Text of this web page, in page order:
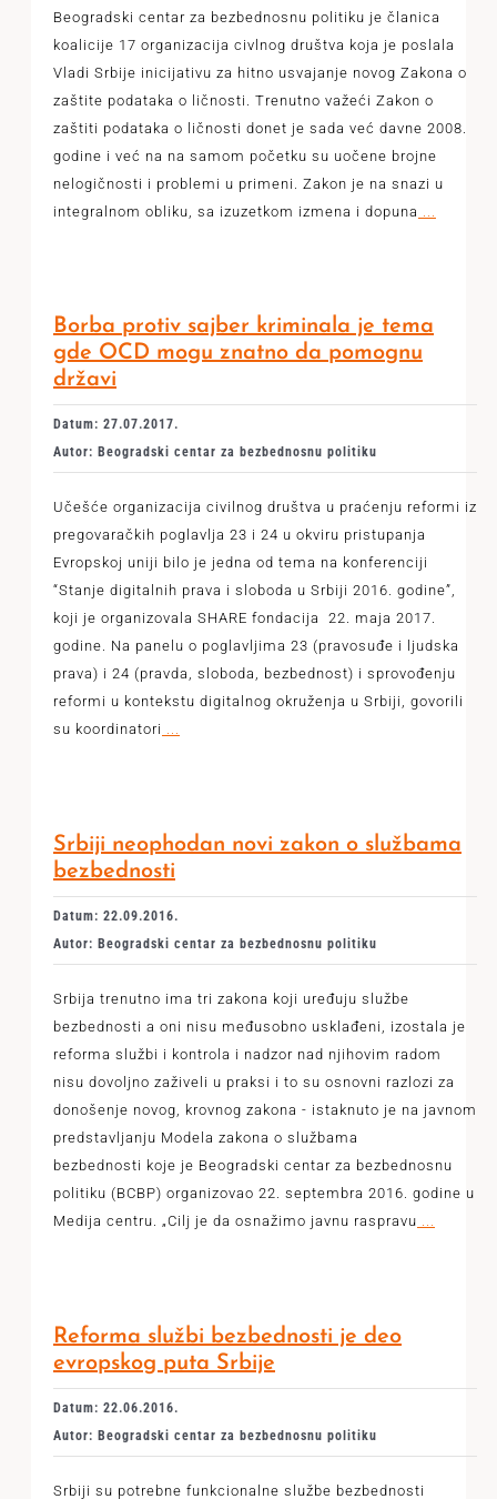
Beogradski centar za bezbednosnu politiku je članica
koalicije 17 organizacija civlnog društva koja je poslala
Vladi Srbije inicijativu za hitno usvajanje novog Zakona o
zaštite podataka o ličnosti. Trenutno važeći Zakon o
zaštiti podataka o ličnosti donet je sada već davne 2008.
godine i već na na samom početku su uočene brojne
nelogičnosti i problemi u primeni. Zakon je na snazi u
integralnom obliku, sa izuzetkom izmena i dopuna
Borba protiv sajber kriminala je tema
gde OCD mogu znatno da pomognu
državi
Datum: 27.07.2017.
Autor: Beogradski centar za bezbednosnu politiku
Učešće organizacija civilnog društva u praćenju reformi iz
pregovaračkih poglavlja 23 i 24 u okviru pristupanja
Evropskoj uniji bilo je jedna od tema na konferenciji
“Stanje digitalnih prava i sloboda u Srbiji 2016. godine”,
koji je organizovala SHARE fondacija 22. maja 2017.
godine. Na panelu o poglavljima 23 (pravosuđe i ljudska
prava) i 24 (pravda, sloboda, bezbednost) i sprovođenju
reformi u kontekstu digitalnog okruženja u Srbiji, govorili
su koordinatori ...
Srbiji neophodan novi zakon o službama
bezbednosti
Datum: 22.09.2016.
Autor: Beogradski centar za bezbednosnu politiku
Srbija trenutno ima tri zakona koji uređuju službe
bezbednosti a oni nisu međusobno usklađeni, izostala je
reforma službi i kontrola i nadzor nad njihovim radom
nisu dovoljno zaživeli u praksi i to su osnovni razlozi za
donošenje novog, krovnog zakona - istaknuto je na javnom
predstavljanju Modela zakona o službama
bezbednosti koje je Beogradski centar za bezbednosnu
politiku (BCBP) organizovao 22. septembra 2016. godine u
Medija centru. „Cilj je da osnažimo javnu raspravu ...
Reforma službi bezbednosti je deo
evropskog puta Srbije
Datum: 22.06.2016.
Autor: Beogradski centar za bezbednosnu politiku
Srbiji su potrebne funkcionalne službe bezbednosti